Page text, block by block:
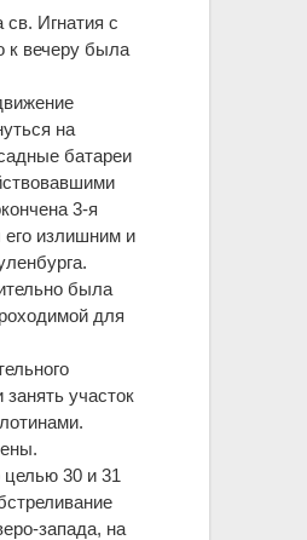
св. Игнатия с
к вечеру была
на
батареи
3-я
его излишним и
была
для
участок
30 и 31
запада, на